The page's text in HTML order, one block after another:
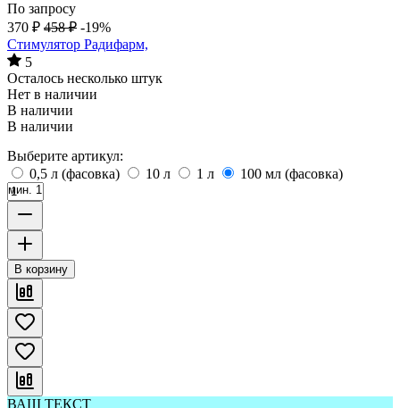
По запросу
370 ₽ 458 ₽ -19%
Стимулятор Радифарм,
5
Осталось несколько штук
Нет в наличии
В наличии
В наличии
Выберите артикул:
0,5 л (фасовка)
10 л 1 л 100 мл (фасовка)
мин. 1
В корзину
ВАШ ТЕКСТ